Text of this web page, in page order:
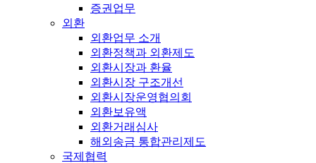
증권업무
외환
외환업무 소개
외환정책과 외환제도
외환시장과 환율
외환시장 구조개선
외환시장운영협의회
외환보유액
외환거래심사
해외송금 통합관리제도
국제협력